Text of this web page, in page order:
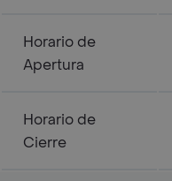
Horario de
Apertura
Horario de
Cierre